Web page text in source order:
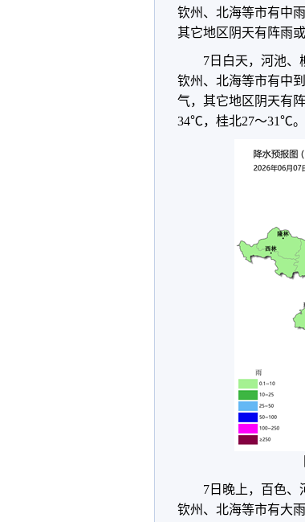
钦州、北海等市有中
其它地区阴天有阵雨
7日白天，河池、
钦州、北海等市有中
气，其它地区阴天有
34℃，桂北27～31℃。
7日晚上，百色、
钦州、北海等市有大